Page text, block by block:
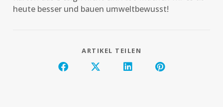
heute besser und bauen umweltbewusst!
ARTIKEL TEILEN